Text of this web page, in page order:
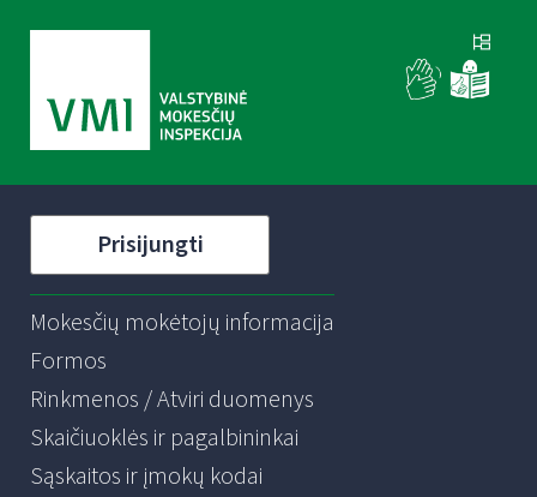
Prisijungti
Mokesčių mokėtojų informacija
Formos
Rinkmenos / Atviri duomenys
Skaičiuoklės ir pagalbininkai
Sąskaitos ir įmokų kodai